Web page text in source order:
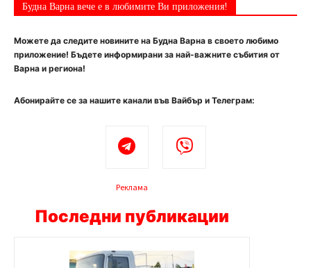
Будна Варна вече е в любимите Ви приложения!
Можете да следите новините на Будна Варна в своето любимо
приложение! Бъдете информирани за най-важните събития от
Варна и региона!
Абонирайте се за нашите канали във Вайбър и Телеграм:
Реклама
Последни публикации